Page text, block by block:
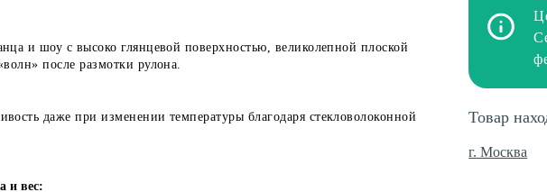
и шоу с высоко глянцевой поверхностью, великолепной плоской
после размотки рулона.
даже при изменении температуры благодаря стекловолоконной
и вес:
Товар
г. Москва